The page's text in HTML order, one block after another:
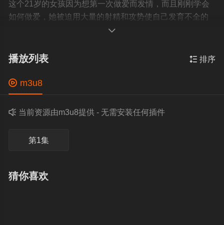
这个21岁的女孩因为想第一次做爱而发情，而且刚刚学会
如何做爱，她被迫用大量的射精和攻势使自己发育不全的

 排序
播放列表
 m3u8
 当前资源由m3u8提供 - 无需安装任何插件
第1集
猜你喜欢